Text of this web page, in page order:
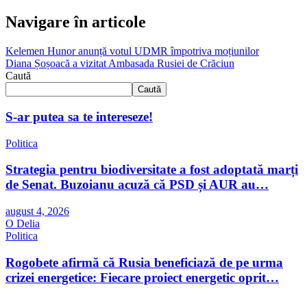
Navigare în articole
Kelemen Hunor anunță votul UDMR împotriva moțiunilor
Diana Șoșoacă a vizitat Ambasada Rusiei de Crăciun
Caută
Caută
S-ar putea sa te intereseze!
Politica
Strategia pentru biodiversitate a fost adoptată marți
de Senat. Buzoianu acuză că PSD și AUR au…
august 4, 2026
O Delia
Politica
Rogobete afirmă că Rusia beneficiază de pe urma
crizei energetice: Fiecare proiect energetic oprit…